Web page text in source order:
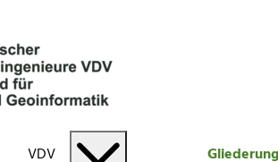
VDV Gliederung